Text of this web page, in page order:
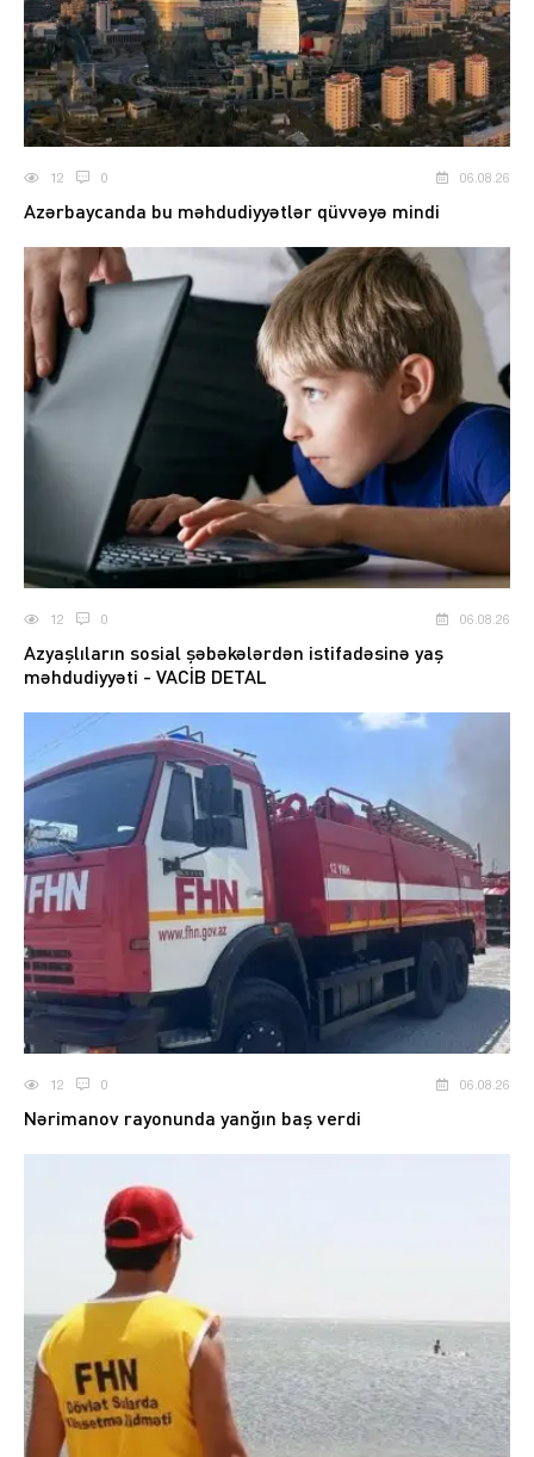
12 0 06.08.26
Azərbaycanda bu məhdudiyyətlər qüvvəyə mindi
12 0 06.08.26
Azyaşlıların sosial şəbəkələrdən istifadəsinə yaş
məhdudiyyəti - VACİB DETAL
12 0 06.08.26
Nərimanov rayonunda yanğın baş verdi